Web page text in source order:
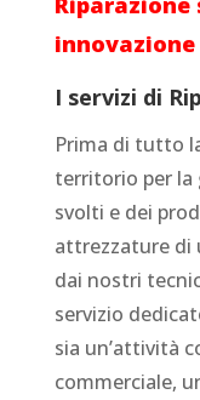
innovazione
I servizi di
Prima di tutto
territorio per la
svolti e dei
attrezzature di
dai nostri
servizio
sia un’attività
commerciale,